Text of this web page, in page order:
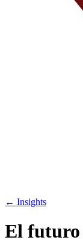
← Insights
El futuro